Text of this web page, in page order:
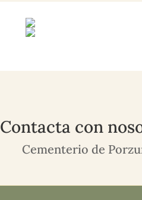
Contacta con
Cementerio de